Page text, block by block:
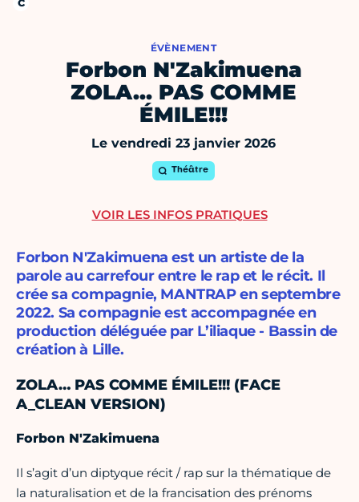
ÉVÈNEMENT
Forbon N'Zakimuena
ZOLA… PAS COMME
ÉMILE!!!
Le vendredi 23 janvier 2026
Théâtre
Forbon N'Zakimuena est un artiste de la
parole au carrefour entre le rap et le récit. Il
crée sa compagnie, MANTRAP en septembre
2022. Sa compagnie est accompagnée en
production déléguée par L’iliaque - Bassin de
création à Lille.
ZOLA… PAS COMME ÉMILE!!! (FACE
A_CLEAN VERSION)
Forbon N'Zakimuena
Il s’agit d’un diptyque récit / rap sur la thématique de
la naturalisation et de la francisation des prénoms
VOIR LES INFOS PRATIQUES